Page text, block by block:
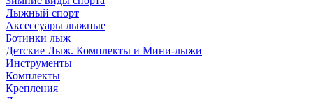
Лыжный спорт
Аксессуары лыжные
Ботинки лыж
Детские Лыж. Комплекты и Мини-лыжи
Инструменты
Комплекты
Крепления